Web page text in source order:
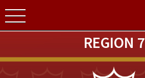
REGION 7